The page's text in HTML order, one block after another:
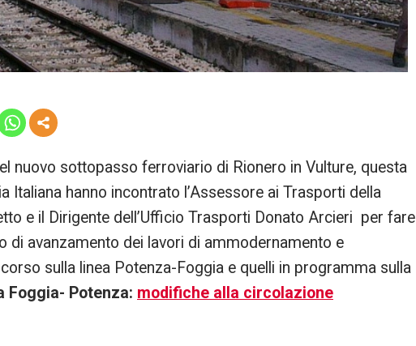
re
nuovo sottopasso ferroviario di Rionero in Vulture, questa
Italiana hanno incontrato l’Assessore ai Trasporti della
e il Dirigente dell’Ufficio Trasporti Donato Arcieri per fare
di avanzamento dei lavori di ammodernamento e
sulla linea Potenza-Foggia e quelli in programma sulla
Foggia- Potenza: modifiche alla circolazione